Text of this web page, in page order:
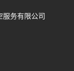
务有限公司